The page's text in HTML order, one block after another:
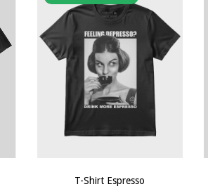
T-Shirt Espresso